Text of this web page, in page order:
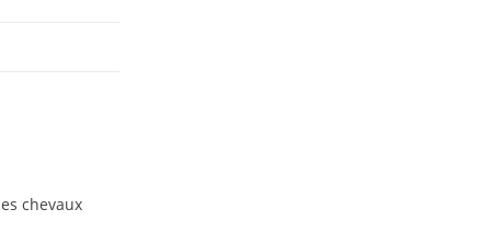
chevaux